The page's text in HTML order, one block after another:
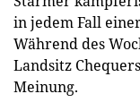
in jedem Fall
Während des
Landsitz
Meinung.